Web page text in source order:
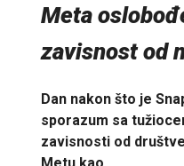
Meta
zavisnost od
Dan nakon što je
sporazum sa
zavisnosti od